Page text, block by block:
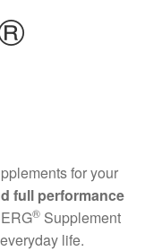
for your
full performance
®Supplement
life.